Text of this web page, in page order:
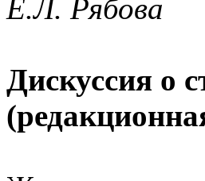
Е.Л. Рябова
Дискуссия о